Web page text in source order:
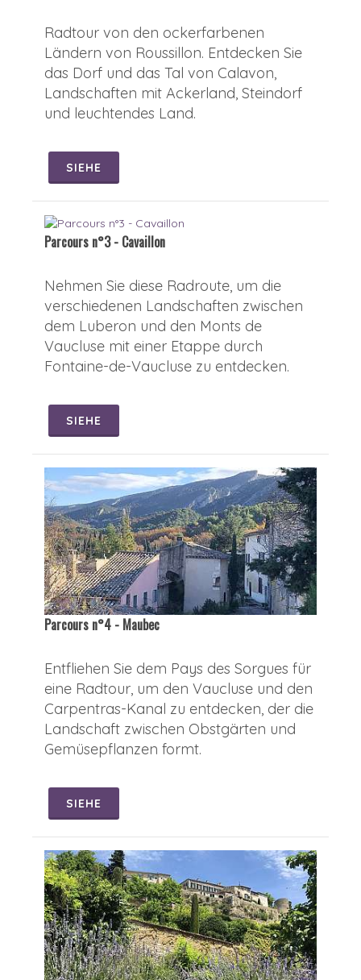
Radtour von den ockerfarbenen
Ländern von Roussillon. Entdecken Sie
das Dorf und das Tal von Calavon,
Landschaften mit Ackerland, Steindorf
und leuchtendes Land.
SIEHE
Parcours n°3 - Cavaillon
Nehmen Sie diese Radroute, um die
verschiedenen Landschaften zwischen
dem Luberon und den Monts de
Vaucluse mit einer Etappe durch
Fontaine-de-Vaucluse zu entdecken.
SIEHE
Parcours n°4 - Maubec
Entfliehen Sie dem Pays des Sorgues für
eine Radtour, um den Vaucluse und den
Carpentras-Kanal zu entdecken, der die
Landschaft zwischen Obstgärten und
Gemüsepflanzen formt.
SIEHE